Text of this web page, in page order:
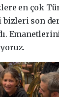
en çok
son